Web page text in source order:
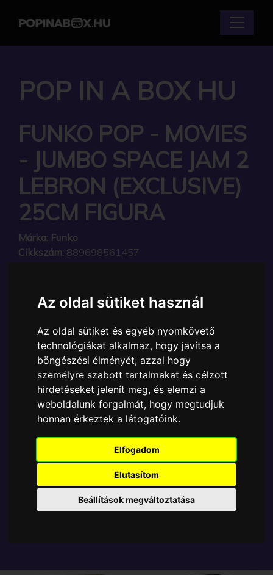
Az oldal sütiket használ
Az oldal sütiket és egyéb nyomkövető
technológiákat alkalmaz, hogy javítsa a
böngészési élményét, azzal hogy
személyre szabott tartalmakat és célzott
hirdetéseket jelenít meg, és elemzi a
weboldalunk forgalmát, hogy megtudjuk
honnan érkeztek a látogatóink.
Elfogadom
Elutasítom
Beállítások megváltoztatása
POP IN A BOX HU
FUNKO POP - MOVIES
- JUMBO SPACE JAM 2
LEBRON (EXCLUSIVE)
25CM FIGURA
Márka: Funko
Cikkszám: 889698561457
A Funko POP - Movies egyik népszerű terméke a
(Exclusive) 25cm figura, amely ablakos
csomagolásban azaz - POP In a Box - várja új
gazdáját.
A termék sajnos nem elérhető, nézd meg
MÁSOK MIT VESZNEK
Tetszik? Osszd meg másokkal!